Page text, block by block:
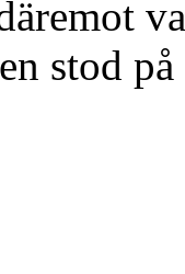
stod